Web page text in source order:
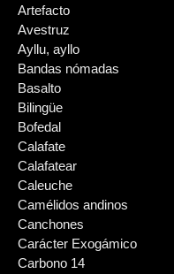
Artefacto
Avestruz
Ayllu, ayllo
Bandas nómadas
Basalto
Bilingüe
Bofedal
Calafate
Calafatear
Caleuche
Camélidos andinos
Canchones
Carácter Exogámico
Carbono 14